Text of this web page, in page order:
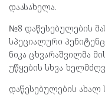
დაასახელა.
№8 დაწესებულების
სპეციალური
ნიკა ცხვარაშვილმა
უწყების სხვა
დაწესებულების ახალ